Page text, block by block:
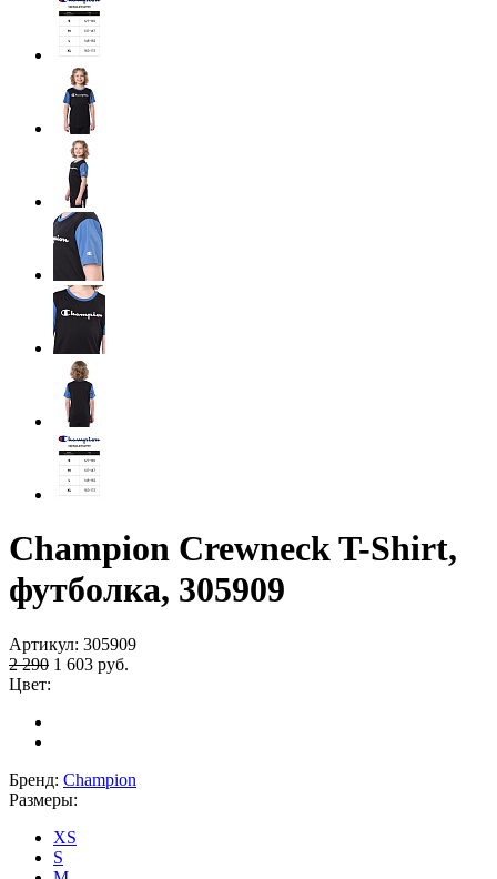
Champion Crewneck T-Shirt,
футболка, 305909
Артикул: 305909
2 290 1 603 руб.
Цвет:
Бренд: Champion
Размеры:
XS
S